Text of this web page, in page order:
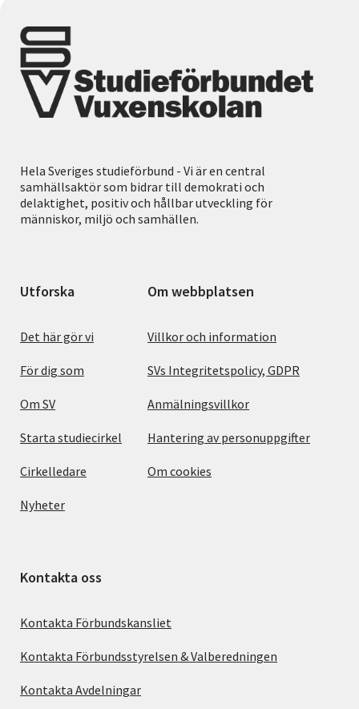
Hela Sveriges studieförbund - Vi är en central
samhällsaktör som bidrar till demokrati och
delaktighet, positiv och hållbar utveckling för
människor, miljö och samhällen.
Utforska
Det här gör vi
För dig som
Om SV
Starta studiecirkel
Cirkelledare
Nyheter
Om webbplatsen
Villkor och information
SVs Integritetspolicy, GDPR
Anmälningsvillkor
Hantering av personuppgifter
Om cookies
Kontakta oss
Kontakta Förbundskansliet
Kontakta Förbundsstyrelsen & Valberedningen
Kontakta Avdelningar